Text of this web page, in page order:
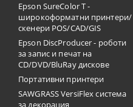
Epson SureColor T -
широкоформатни принтери/
скенери POS/CAD/GIS
Epson DiscProducer - роботи
за запис и печат на
CD/DVD/BluRay дискове
Портативни принтери
SAWGRASS VersiFlex система
за декорация